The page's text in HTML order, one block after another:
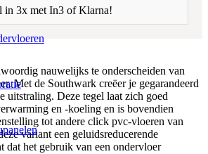
in 3x met In3 of Klarna!
nauwelijks te onderscheiden van
Met de Southwark creëer je gegarandeerd
uitstraling. Deze tegel laat zich goed
en -koeling en is bovendien
tot andere click pvc-vloeren van
variant een geluidsreducerende
dat het gebruik van een ondervloer